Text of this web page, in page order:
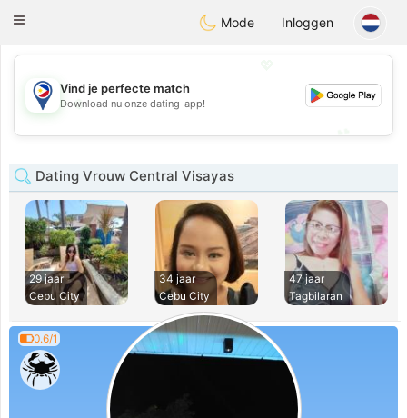
PhilippinesChat
Toggle
Mode Inloggen
💖
💕
Vind je perfecte match
Download nu onze dating-app!
Dating Vrouw Central Visayas
29 jaar
Cebu City
34 jaar
Cebu City
47 jaar
Tagbilaran
0.6/1